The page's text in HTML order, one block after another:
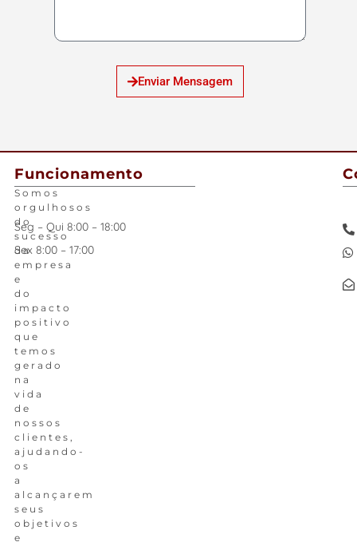
Enviar Mensagem
Somos
orgulhosos
do
sucesso
da
empresa
e
do
impacto
positivo
que
temos
gerado
na
vida
de
nossos
clientes,
ajudando-
os
a
alcançarem
seus
objetivos
e
Funcionamento
Seg – Qui 8:00 – 18:00
Sex 8:00 – 17:00